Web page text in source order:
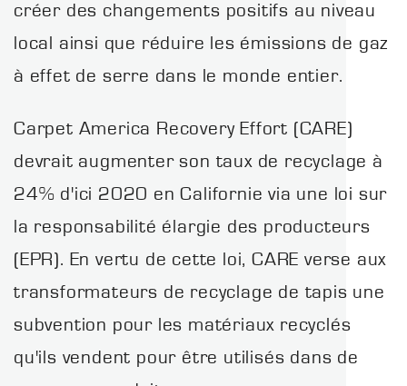
créer des changements positifs au niveau
local ainsi que réduire les émissions de gaz
à effet de serre dans le monde entier.
Carpet America Recovery Effort (CARE)
devrait augmenter son taux de recyclage à
24% d'ici 2020 en Californie via une loi sur
la responsabilité élargie des producteurs
(EPR). En vertu de cette loi, CARE verse aux
transformateurs de recyclage de tapis une
subvention pour les matériaux recyclés
qu'ils vendent pour être utilisés dans de